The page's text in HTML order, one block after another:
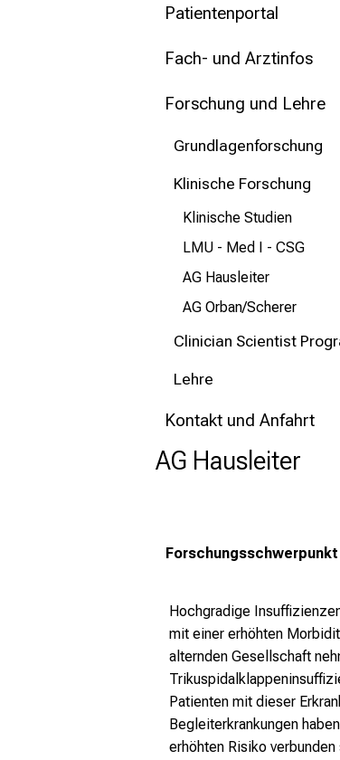
Patientenportal
Fach- und Arztinfos
Forschung und Lehre
Grundlagenforschung
Klinische Forschung
Klinische Studien
LMU - Med I - CSG
AG Hausleiter
AG Orban/Scherer
Clinician Scientist
Lehre
Kontakt und Anfahrt
AG Hausleiter
Forschungsschwerpunkt
Hochgradige
mit einer erhöhten
alternden Gesellschaft
Patienten mit dieser
Begleiterkrankungen
erhöhten Risiko
mehr Informationen